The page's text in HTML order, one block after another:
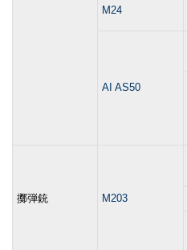
M24
AI AS50
擲弾銃 M203